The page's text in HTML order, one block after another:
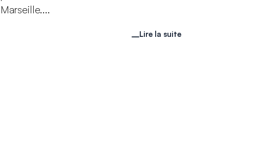
Marseille....
Lire la suite